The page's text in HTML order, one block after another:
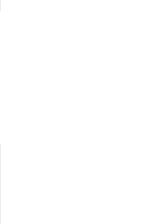
dinero, pero tiene una